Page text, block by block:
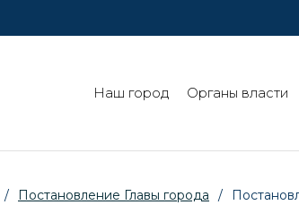
Наш город Органы власти
/ Постановление Главы города /